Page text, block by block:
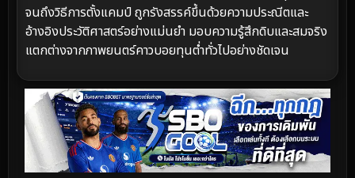
จนถึงวิธีการตั้งแคมป์ ถูกรังสรรค์ขึ้นด้วยความประณีตและ
อ้างอิงประวัติศาสตร์อย่างแม่นยำ มอบความรู้สึกดิบและสมจริง
แตกต่างจากภาพยนตร์คาวบอยทุนต่ำทั่วไปอย่างชัดเจน